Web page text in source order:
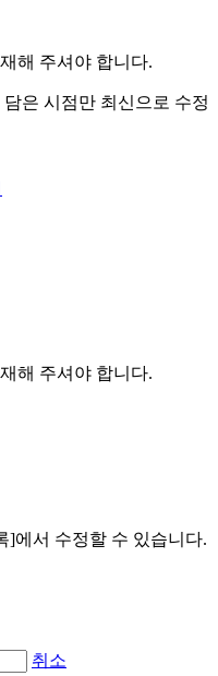
해 주셔야 합니다.
은 시점만 최신으로 수정
해 주셔야 합니다.
]에서 수정할 수 있습니다.
취소